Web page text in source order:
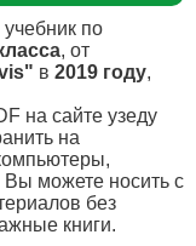
по
, от
в 2019 году,
на сайте узеду
на
можете носить с
без
книги.